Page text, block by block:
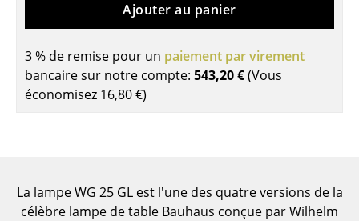
Tables d’appoint
Tables basses
Bureaux & Secrétaires
Tables enfants
Ajouter au panier
3 % de remise pour un paiement par virement
bancaire sur notre compte: 543,20 €(Vous
économisez 16,80 €)
La lampe WG 25 GL est l'une des quatre versions de la
célèbre lampe de table Bauhaus conçue par Wilhelm